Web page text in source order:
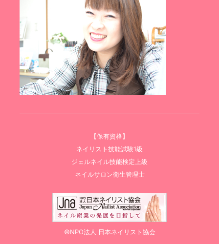
【保有資格】
ネイリスト技能試験1級
ジェルネイル技能検定上級
ネイルサロン衛生管理士
©NPO法人 日本ネイリスト協会